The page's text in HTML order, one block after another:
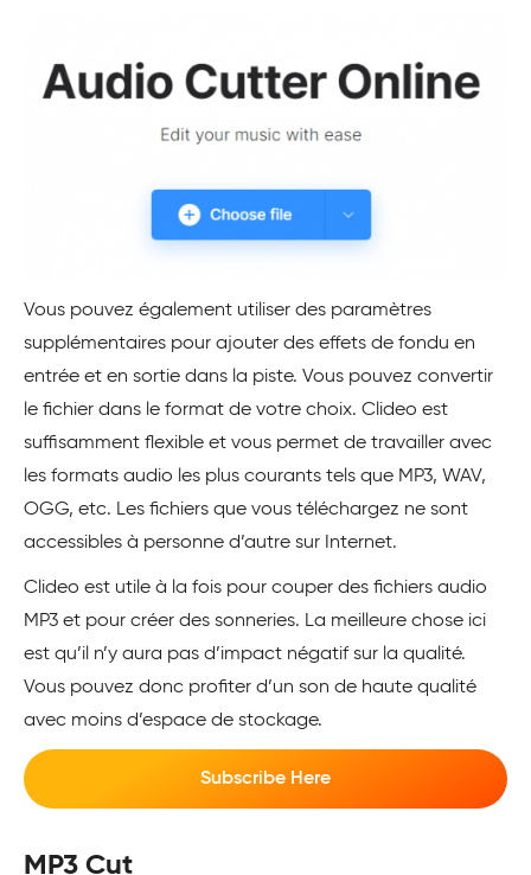
Vous pouvez également utiliser des paramètres
supplémentaires pour ajouter des effets de fondu en
entrée et en sortie dans la piste. Vous pouvez convertir
le fichier dans le format de votre choix. Clideo est
suffisamment flexible et vous permet de travailler avec
les formats audio les plus courants tels que MP3, WAV,
OGG, etc. Les fichiers que vous téléchargez ne sont
accessibles à personne d’autre sur Internet.
Clideo est utile à la fois pour couper des fichiers audio
MP3 et pour créer des sonneries. La meilleure chose ici
est qu’il n’y aura pas d’impact négatif sur la qualité.
Vous pouvez donc profiter d’un son de haute qualité
avec moins d’espace de stockage.
Subscribe Here
MP3 Cut